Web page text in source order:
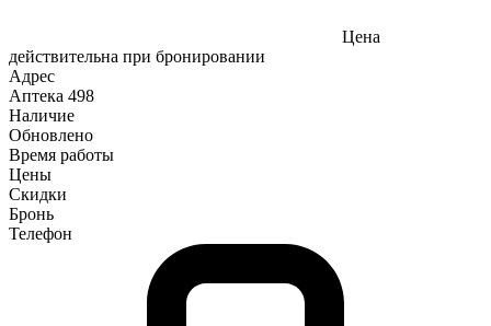
Цена
действительна при бронировании
Адрес
Аптека 498
Наличие
Обновлено
Время работы
Цены
Скидки
Бронь
Телефон